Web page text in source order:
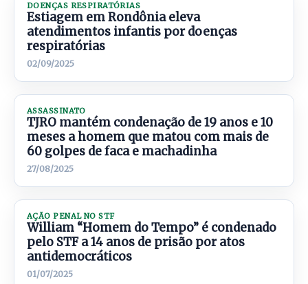
DOENÇAS RESPIRATÓRIAS
Estiagem em Rondônia eleva
atendimentos infantis por doenças
respiratórias
02/09/2025
ASSASSINATO
TJRO mantém condenação de 19 anos e 10
meses a homem que matou com mais de
60 golpes de faca e machadinha
27/08/2025
AÇÃO PENAL NO STF
William “Homem do Tempo” é condenado
pelo STF a 14 anos de prisão por atos
antidemocráticos
01/07/2025